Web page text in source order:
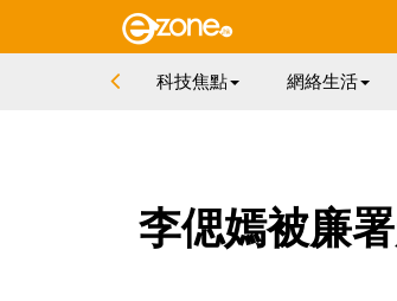
科技焦點 網絡生活
李偲嫣被廉